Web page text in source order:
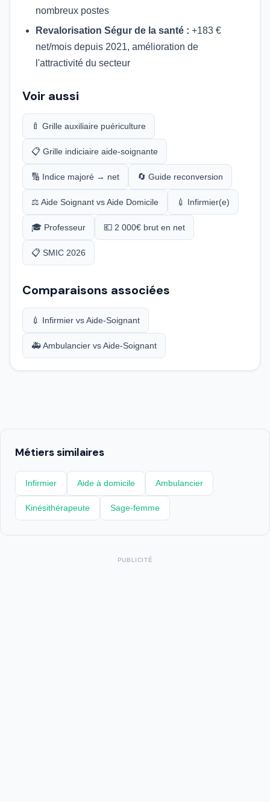
nombreux postes
Revalorisation Ségur de la santé : +183 €
net/mois depuis 2021, amélioration de
l'attractivité du secteur
Voir aussi
🍼 Grille auxiliaire puériculture
📋 Grille indiciaire aide-soignante
🔢 Indice majoré → net 🔄 Guide reconversion
⚖️ Aide Soignant vs Aide Domicile 💉 Infirmier(e)
🎓 Professeur 💶 2 000€ brut en net
📋 SMIC 2026
Comparaisons associées
💉 Infirmier vs Aide-Soignant
🚑 Ambulancier vs Aide-Soignant
Métiers similaires
Infirmier Aide à domicile Ambulancier
Kinésithérapeute Sage-femme
PUBLICITÉ